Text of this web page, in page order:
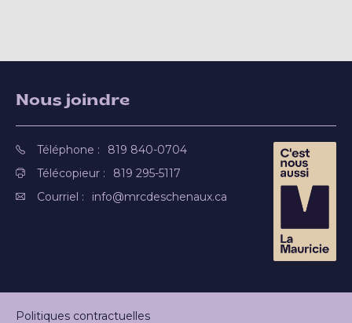
Nous joindre
Téléphone :
819 840-0704
Télécopieur :
819 295-5117
Courriel :
info@mrcdeschenaux.ca
Politiques contractuelles